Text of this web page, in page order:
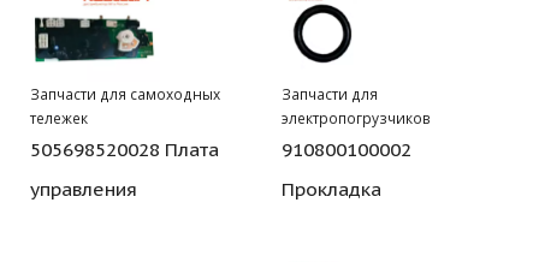
Запчасти для самоходных
тележек
505698520028 Плата
управления
Запчасти для
электропогрузчиков
910800100002
Прокладка